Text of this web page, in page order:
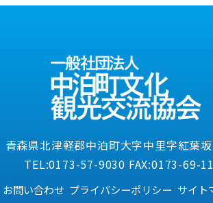
青森県北津軽郡中泊町大字中里字紅葉
TEL:0173-57-9030 FAX:0173-69-
お問い合わせ プライバシーポリシー サイト